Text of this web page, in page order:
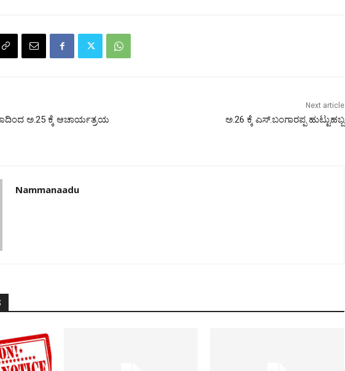
ಅ.25 ಕ್ಕೆ ಆಚಾರ್ಯತ್ರಯ
Next article
ಅ.26 ಕ್ಕೆ ಎಸ್.‌ಬಂಗಾರಪ್ಪ ಹುಟ್ಟುಹಬ್ಬ
Nammanaadu